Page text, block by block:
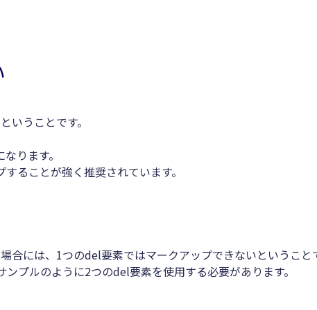
いうことです。
ります。
ることが強く推奨されています。
合には、1つのdel要素ではマークアップできないということ
プルのように2つのdel要素を使用する必要があります。